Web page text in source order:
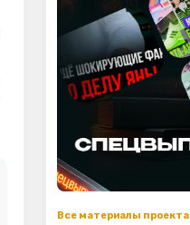
Все материалы проекта